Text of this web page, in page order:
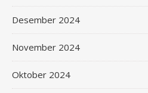
Desember 2024
November 2024
Oktober 2024